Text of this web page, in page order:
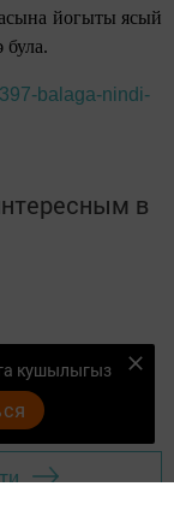
йогыты ясый
balaga-nindi-
в
кушылыгыз